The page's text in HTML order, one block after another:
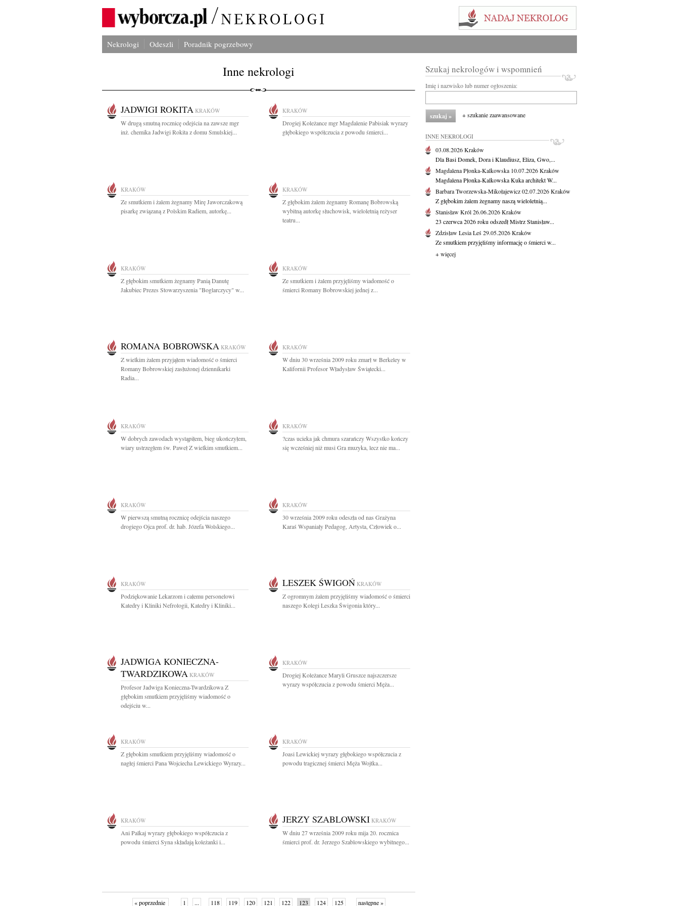
Nekrologi Odeszli Poradnik pogrzebowy
Inne nekrologi
JADWIGI ROKITA KRAKÓW
W drugą smutną rocznicę odejścia na zawsze mgr
inż. chemika Jadwigi Rokita z domu Smulskiej...
KRAKÓW
Drogiej Koleżance mgr Magdalenie Pabisiak wyrazy
głębokiego współczucia z powodu śmierci...
KRAKÓW
Ze smutkiem i żalem żegnamy Mirę Jaworczakową
pisarkę związaną z Polskim Radiem, autorkę...
KRAKÓW
Z głębokim żalem żegnamy Romanę Bobrowską
wybitną autorkę słuchowisk, wieloletnią reżyser
teatru...
KRAKÓW
Z głębokim smutkiem żegnamy Panią Danutę
Jakubiec Prezes Stowarzyszenia "Boglarczycy" w...
KRAKÓW
Ze smutkiem i żalem przyjęliśmy wiadomość o
śmierci Romany Bobrowskiej jednej z...
ROMANA BOBROWSKA KRAKÓW
Z wielkim żalem przyjąłem wiadomość o śmierci
Romany Bobrowskiej zasłużonej dziennikarki
Radia...
KRAKÓW
W dniu 30 września 2009 roku zmarł w Berkeley w
Kalifornii Profesor Władysław Świątecki...
KRAKÓW
W dobrych zawodach wystąpiłem, bieg ukończyłem,
wiary ustrzegłem św. Paweł Z wielkim smutkiem...
KRAKÓW
?czas ucieka jak chmura szarańczy Wszystko kończy
się wcześniej niż musi Gra muzyka, lecz nie ma...
KRAKÓW
W pierwszą smutną rocznicę odejścia naszego
drogiego Ojca prof. dr. hab. Józefa Wolskiego...
KRAKÓW
30 września 2009 roku odeszła od nas Grażyna
Karaś Wspaniały Pedagog, Artysta, Człowiek o...
KRAKÓW
Podziękowanie Lekarzom i całemu personelowi
Katedry i Kliniki Nefrologii, Katedry i Kliniki...
LESZEK ŚWIGOŃ KRAKÓW
Z ogromnym żalem przyjęliśmy wiadomość o śmierci
naszego Kolegi Leszka Świgonia który...
JADWIGA KONIECZNA-
TWARDZIKOWA KRAKÓW
Profesor Jadwiga Konieczna-Twardzikowa Z
głębokim smutkiem przyjęliśmy wiadomość o
odejściu w...
KRAKÓW
Drogiej Koleżance Maryli Gruszce najszczersze
wyrazy współczucia z powodu śmierci Męża...
KRAKÓW
Z głębokim smutkiem przyjęliśmy wiadomość o
nagłej śmierci Pana Wojciecha Lewickiego Wyrazy...
KRAKÓW
Joasi Lewickiej wyrazy głębokiego współczucia z
powodu tragicznej śmierci Męża Wojtka...
KRAKÓW
Ani Palkaj wyrazy głębokiego współczucia z
powodu śmierci Syna składają koleżanki i...
JERZY SZABLOWSKI KRAKÓW
W dniu 27 września 2009 roku mija 20. rocznica
śmierci prof. dr. Jerzego Szablowskiego wybitnego...
« poprzednie 1 ... 118 119 120 121 122 123 124 125 następne »
Szukaj nekrologów i wspomnień
Imię i nazwisko lub numer ogłoszenia:
+ szukanie zaawansowane
INNE NEKROLOGI
03.08.2026Kraków
Dla Basi Domek, Dora i Klaudiusz, Eliza, Gwo,...
Magdalena Płonka-Kalkowska 10.07.2026Kraków
Magdalena Płonka-Kalkowska Kuka architekt W...
Barbara Tworzewska-Mikołajewicz02.07.2026Kraków
Z głębokim żalem żegnamy naszą wieloletnią...
Stanisław Król26.06.2026Kraków
23 czerwca 2026 roku odszedł Mistrz Stanisław...
Zdzisław Lesia Leś29.05.2026Kraków
Ze smutkiem przyjęliśmy informację o śmierci w...
+ więcej